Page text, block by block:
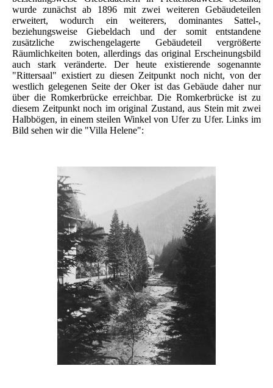
wurde zunächst ab 1896 mit zwei weiteren Gebäudeteilen
erweitert, wodurch ein weiterers, dominantes Sattel-,
beziehungsweise Giebeldach und der somit entstandene
zusätzliche zwischengelagerte Gebäudeteil vergrößerte
Räumlichkeiten boten, allerdings das original Erscheinungsbild
auch stark veränderte. Der heute existierende sogenannte
"Rittersaal" existiert zu diesen Zeitpunkt noch nicht, von der
westlich gelegenen Seite der Oker ist das Gebäude daher nur
über die Romkerbrücke erreichbar. Die Romkerbrücke ist zu
diesem Zeitpunkt noch im original Zustand, aus Stein mit zwei
Halbbögen, in einem steilen Winkel von Ufer zu Ufer. Links im
Bild sehen wir die "Villa Helene":